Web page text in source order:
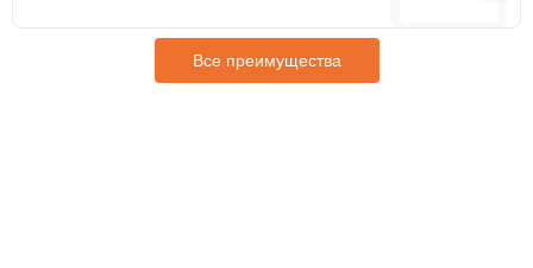
Все преимущества